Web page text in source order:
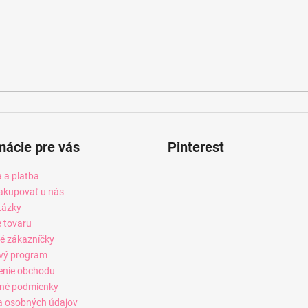
pre vás
a platba
u nás
tovaru
zákazníčky
program
obchodu
podmienky
osobných údajov
Pinterest